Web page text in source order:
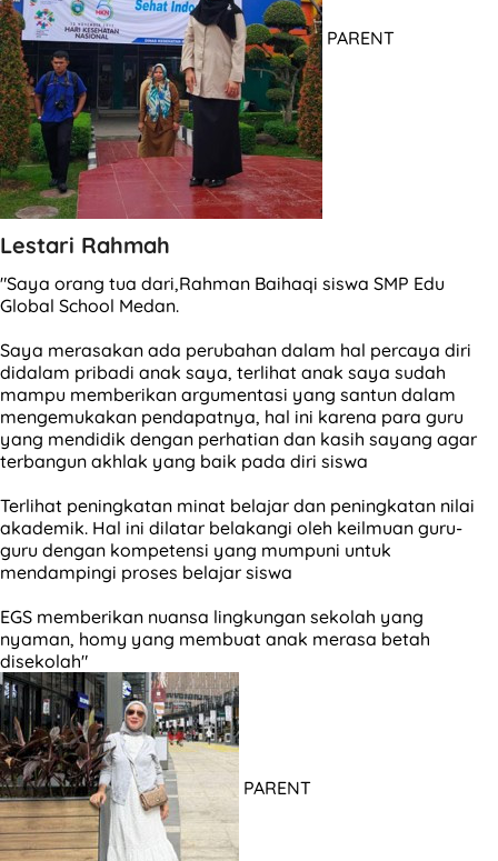
PARENT
Lestari Rahmah
"Saya orang tua dari,Rahman Baihaqi siswa SMP Edu
Global School Medan.
Saya merasakan ada perubahan dalam hal percaya diri
didalam pribadi anak saya, terlihat anak saya sudah
mampu memberikan argumentasi yang santun dalam
mengemukakan pendapatnya, hal ini karena para guru
yang mendidik dengan perhatian dan kasih sayang agar
terbangun akhlak yang baik pada diri siswa
Terlihat peningkatan minat belajar dan peningkatan nilai
akademik. Hal ini dilatar belakangi oleh keilmuan guru-
guru dengan kompetensi yang mumpuni untuk
mendampingi proses belajar siswa
EGS memberikan nuansa lingkungan sekolah yang
nyaman, homy yang membuat anak merasa betah
disekolah"
PARENT